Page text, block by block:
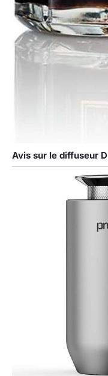
Avis sur le diffuseur